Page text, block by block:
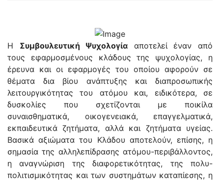
Η Συμβουλευτική Ψυχολογία αποτελεί έναν από
τους εφαρμοσμένους κλάδους της ψυχολογίας, η
έρευνα και οι εφαρμογές του οποίου αφορούν σε
θέματα δια βίου ανάπτυξης και διαπροσωπικής
λειτουργικότητας του ατόμου και, ειδικότερα, σε
δυσκολίες που σχετίζονται με ποικίλα
συναισθηματικά, οικογενειακά, επαγγελματικά,
εκπαιδευτικά ζητήματα, αλλά και ζητήματα υγείας.
Βασικά αξιώματα του Κλάδου αποτελούν, επίσης, η
σημασία της αλληλεπίδρασης ατόμου-περιβάλλοντος,
η αναγνώριση της διαφορετικότητας, της πολυ-
πολιτισμικότητας και των συστημάτων καταπίεσης, η